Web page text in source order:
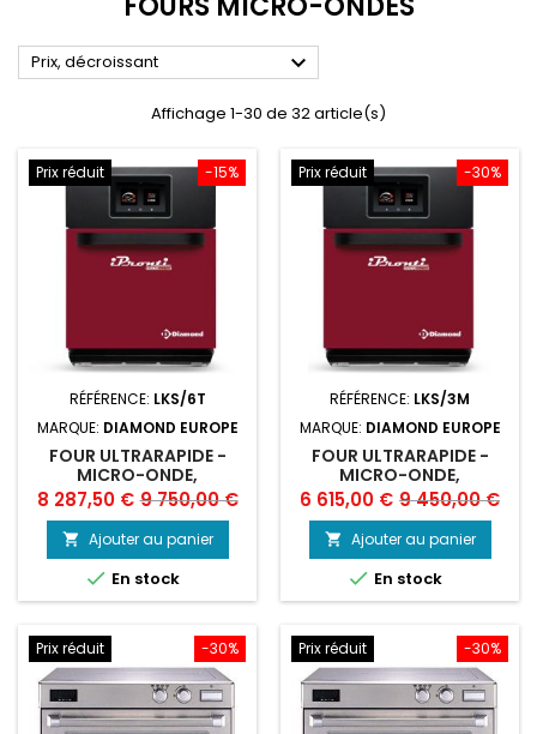
Prix, décroissant 
Affichage 1-30 de 32 article(s)
-15%
Prix réduit
RÉFÉRENCE: LKS/6T
MARQUE: DIAMOND EUROPE
FOUR ULTRARAPIDE -
MICRO-ONDE,
CONVECTION, MIXTE
Prix
8 287,50 € Prix
de
base
9 750,00 €
 Ajouter au panier
 En stock
-30%
Prix réduit
RÉFÉRENCE: LKS/3M
MARQUE: DIAMOND EUROPE
FOUR ULTRARAPIDE -
MICRO-ONDE,
CONVECTION, MIXTE.
Prix
6 615,00 € Prix
de
base
9 450,00 €
 Ajouter au panier
 En stock
-30%
Prix réduit -30%
Prix réduit